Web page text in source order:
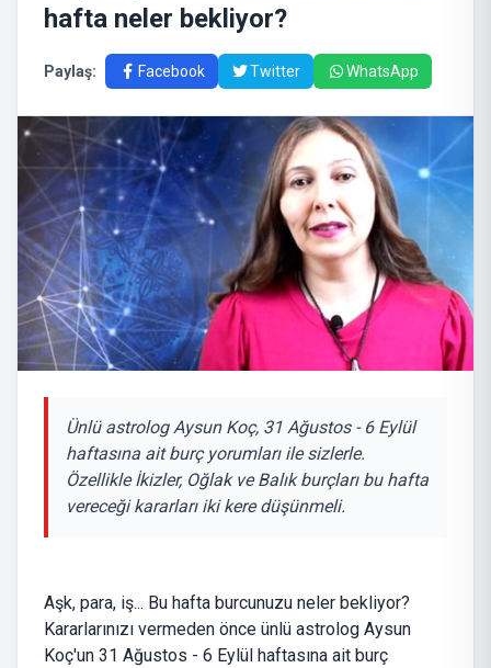
hafta neler bekliyor?
Paylaş: Facebook Twitter WhatsApp
Ünlü astrolog Aysun Koç, 31 Ağustos - 6 Eylül
haftasına ait burç yorumları ile sizlerle.
Özellikle İkizler, Oğlak ve Balık burçları bu hafta
vereceği kararları iki kere düşünmeli.
Aşk, para, iş... Bu hafta burcunuzu neler bekliyor?
Kararlarınızı vermeden önce ünlü astrolog Aysun
Koç'un 31 Ağustos - 6 Eylül haftasına ait burç